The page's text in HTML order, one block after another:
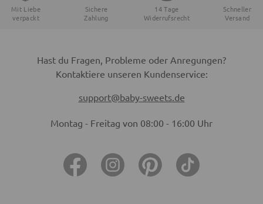
Mit Liebe
verpackt
Sichere
Zahlung
14 Tage
Widerrufsrecht
Schneller
Versand
Hast du Fragen, Probleme oder Anregungen?
Kontaktiere unseren Kundenservice:
support@baby-sweets.de
Montag - Freitag von 08:00 - 16:00 Uhr